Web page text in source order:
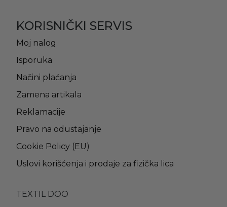
KORISNIČKI SERVIS
Moj nalog
Isporuka
Načini plaćanja
Zamena artikala
Reklamacije
Pravo na odustajanje
Cookie Policy (EU)
Uslovi korišćenja i prodaje za fizička lica
TEXTIL DOO